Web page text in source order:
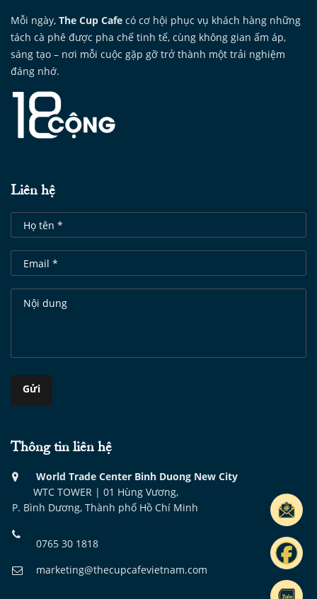
Mỗi ngày, The Cup Cafe có cơ hội phục vụ khách hàng những
tách cà phê được pha chế tinh tế, cùng không gian ấm áp,
sáng tạo – nơi mỗi cuộc gặp gỡ trở thành một trải nghiệm
đáng nhớ.
Liên hệ
Thông tin liên hệ
World Trade Center Binh Duong New City
WTC TOWER | 01 Hùng Vương,
P. Bình Dương, Thành phố Hồ Chí Minh
0765 30 1818
marketing@thecupcafevietnam.com